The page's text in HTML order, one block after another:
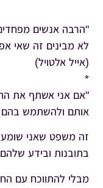
"הרבה אנשים
לא מבינים זה שאי
(אייל אלטויל)
*
"אם אני אשתף את
אותם ולהשתמש
זה משפט שאני שומע
בתובנות ובידע
מבלי להתווכח עם